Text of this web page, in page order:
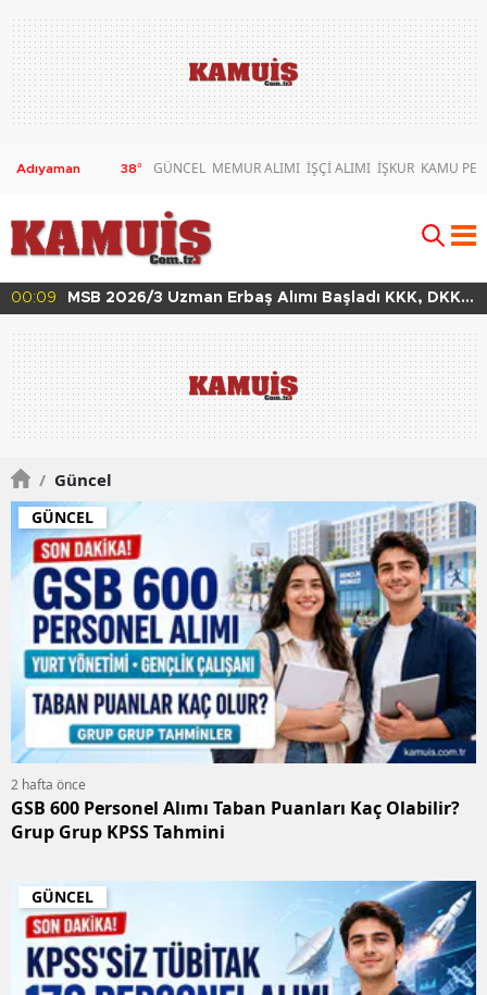
38° GÜNCEL MEMUR ALIMI İŞÇİ ALIMI İŞKUR KAMU
00:02
MSB 2026/4 Teknik Sınıf Uzman Erbaş Alımı Başladı
/ Güncel
GÜNCEL
2 hafta önce
GSB 600 Personel Alımı Taban Puanları Kaç Olabilir?
Grup Grup KPSS Tahmini
GÜNCEL